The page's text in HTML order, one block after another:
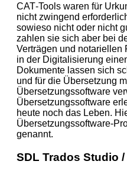
CAT‑Tools waren für
nicht zwingend
sowieso nicht oder nicht
zahlen sie sich aber bei
Verträgen und notariellen
in der Digitalisierung
Dokumente lassen sich
und für die Übersetzung
Übersetzungssoftware
Übersetzungssoftware
heute noch das Leben.
Übersetzungssoftware-
genannt.
SDL Trados Studio /